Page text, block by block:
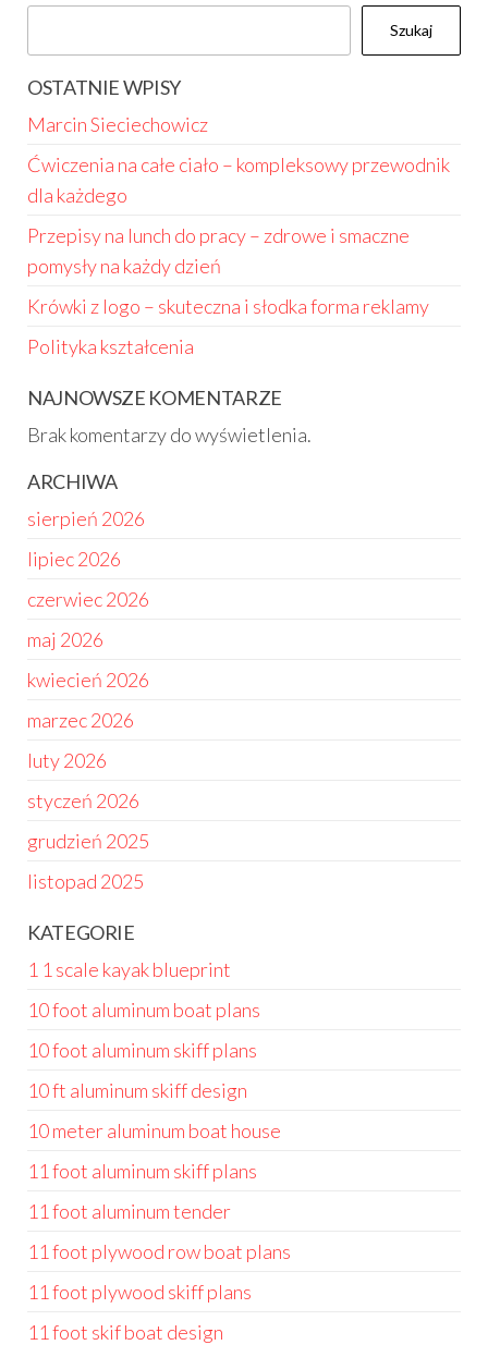
Szukaj
OSTATNIE WPISY
Marcin Sieciechowicz
Ćwiczenia na całe ciało – kompleksowy przewodnik
dla każdego
Przepisy na lunch do pracy – zdrowe i smaczne
pomysły na każdy dzień
Krówki z logo – skuteczna i słodka forma reklamy
Polityka kształcenia
NAJNOWSZE KOMENTARZE
Brak komentarzy do wyświetlenia.
ARCHIWA
sierpień 2026
lipiec 2026
czerwiec 2026
maj 2026
kwiecień 2026
marzec 2026
luty 2026
styczeń 2026
grudzień 2025
listopad 2025
KATEGORIE
1 1 scale kayak blueprint
10 foot aluminum boat plans
10 foot aluminum skiff plans
10 ft aluminum skiff design
10 meter aluminum boat house
11 foot aluminum skiff plans
11 foot aluminum tender
11 foot plywood row boat plans
11 foot plywood skiff plans
11 foot skif boat design